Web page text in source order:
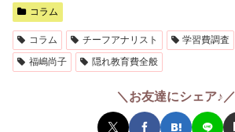
コラム
コラム チーフアナリスト 学習費調査
福嶋尚子
隠れ教育費全般
＼お友達にシェア♪／